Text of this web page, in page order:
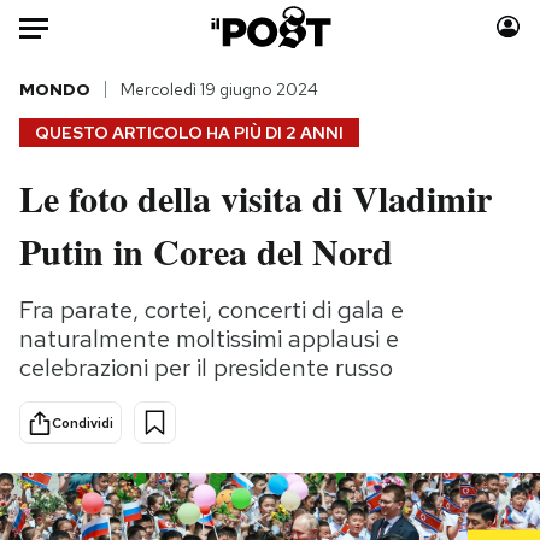
Auto
HOME
Italia
Politica
Tecnologia
Internet
Scienza
Cultura
Economia
Sport
Moda
Consumismi
Storie/Idee
Ok Boomer!
Media
Mondiali calcio 2026
QUESTO ARTICOLO HA PIÙ DI 2 ANNI
MONDO Mercoledì 19 giugno 2024
Le foto della visita di Vladimir
Putin in Corea del Nord
Fra parate, cortei, concerti di gala e
naturalmente moltissimi applausi e
celebrazioni per il presidente russo
Condividi